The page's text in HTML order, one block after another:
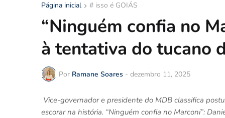
Página inicial # isso é GOIÁS
“Ninguém confia no
à tentativa do tucano
Por Ramane Soares - dezembro 11, 2025
Vice-governador e presidente do MDB classifica
escorar na história. “Ninguém confia no Marconi”: